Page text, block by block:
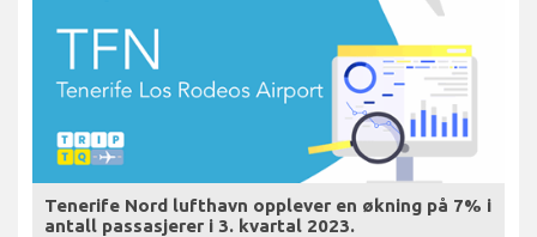
Tenerife Nord lufthavn opplever en økning på 7% i
antall passasjerer i 3. kvartal 2023.